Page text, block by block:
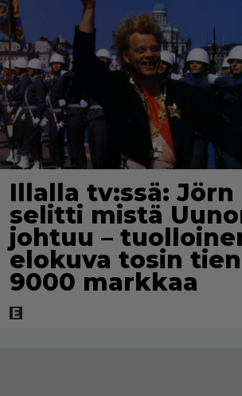
Illalla tv:ssä: Jörn
selitti mistä
johtuu –
elokuva tosin
9000 markkaa